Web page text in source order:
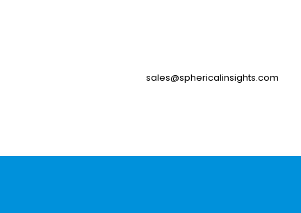
sales@sphericalinsights.com